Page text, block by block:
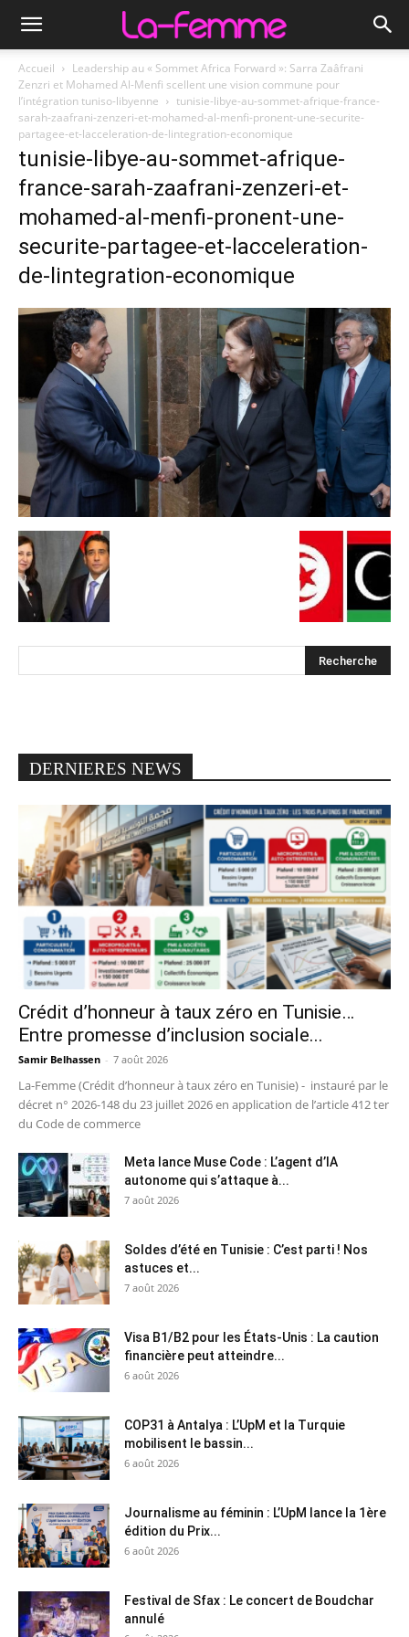
Accueil
Leadership au « Sommet Africa Forward »: Sarra Zaâfrani
Zenzri et Mohamed Al-Menfi scellent une vision commune pour
l’intégration tuniso-libyenne
tunisie-libye-au-sommet-afrique-france-
sarah-zaafrani-zenzeri-et-mohamed-al-menfi-pronent-une-securite-
partagee-et-lacceleration-de-lintegration-economique
tunisie-libye-au-sommet-afrique-
france-sarah-zaafrani-zenzeri-et-
mohamed-al-menfi-pronent-une-
securite-partagee-et-lacceleration-
de-lintegration-economique
DERNIERES NEWS
Crédit d’honneur à taux zéro en Tunisie…
Entre promesse d’inclusion sociale...
Samir Belhassen - 7 août 2026
La-Femme (Crédit d’honneur à taux zéro en Tunisie) - instauré par le
décret n° 2026-148 du 23 juillet 2026 en application de l’article 412 ter
du Code de commerce
Meta lance Muse Code : L’agent d’IA
autonome qui s’attaque à...
7 août 2026
Soldes d’été en Tunisie : C’est parti ! Nos
astuces et...
7 août 2026
Visa B1/B2 pour les États-Unis : La caution
financière peut atteindre...
6 août 2026
COP31 à Antalya : L’UpM et la Turquie
mobilisent le bassin...
6 août 2026
Journalisme au féminin : L’UpM lance la 1ère
édition du Prix...
6 août 2026
Festival de Sfax : Le concert de Boudchar
annulé